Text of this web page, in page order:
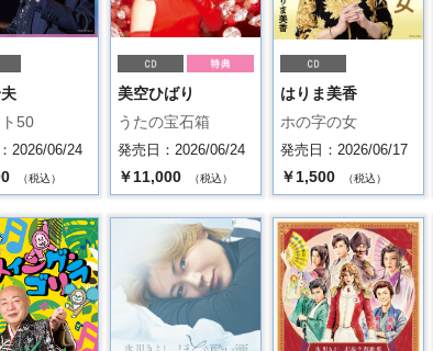
50
2026/06/24
（税込）
美空ひばり
うたの宝石箱
発売日：2026/06/24
￥11,000 （税込）
はりま美香
ホの字の女
発売日：2026/06/17
￥1,500 （税込）